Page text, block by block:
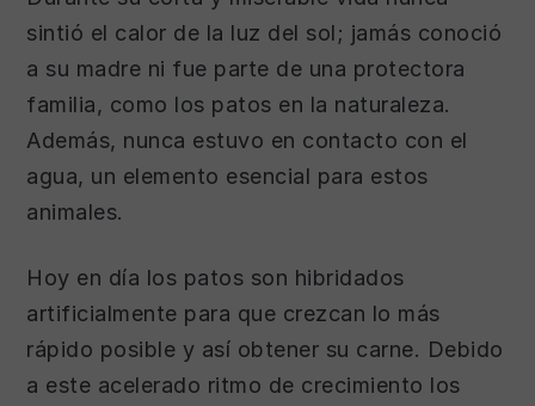
sintió el calor de la luz del sol; jamás conoció
a su madre ni fue parte de una protectora
familia, como los patos en la naturaleza.
Además, nunca estuvo en contacto con el
agua, un elemento esencial para estos
animales.
Hoy en día los patos son hibridados
artificialmente para que crezcan lo más
rápido posible y así obtener su carne. Debido
a este acelerado ritmo de crecimiento los